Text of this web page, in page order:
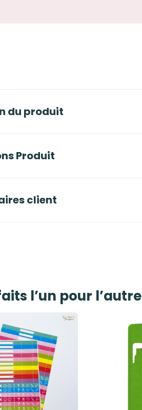
du produit
Produit
client
l’un pour l’autre